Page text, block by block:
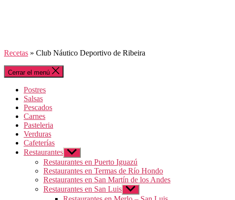
Recetas » Club Náutico Deportivo de Ribeira
Cerrar el menú
Postres
Salsas
Pescados
Carnes
Pasteleria
Verduras
Cafeterías
Restaurantes Mostrar
el
submenú
Restaurantes en Puerto Iguazú
Restaurantes en Termas de Río Hondo
Restaurantes en San Martín de los Andes
Restaurantes en San Luis Mostrar
el